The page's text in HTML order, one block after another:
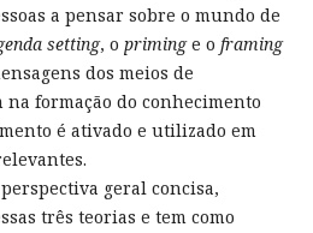
a pensar sobre o mundo de
setting, o priminge o framing
dos meios de
formação do conhecimento
é ativado e utilizado em
geral concisa,
três teorias e tem como